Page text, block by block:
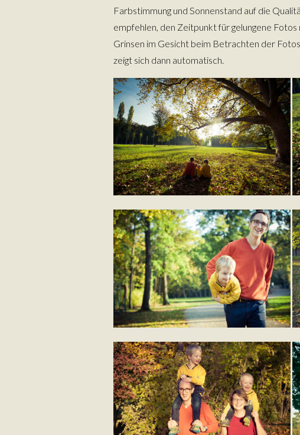
Farbstimmung und Sonnenstand auf die
empfehlen, den Zeitpunkt für gelungene
Grinsen im Gesicht beim Betrachten der
zeigt sich dann automatisch.